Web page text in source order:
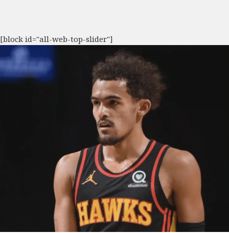
[block id="all-web-top-slider"]